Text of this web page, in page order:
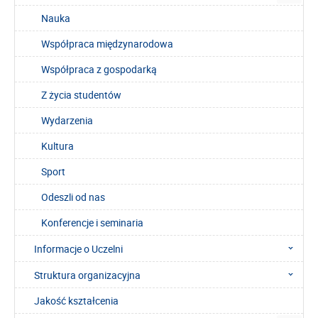
Nauka
Współpraca międzynarodowa
Współpraca z gospodarką
Z życia studentów
Wydarzenia
Kultura
Sport
Odeszli od nas
Konferencje i seminaria
Informacje o Uczelni
Struktura organizacyjna
Jakość kształcenia